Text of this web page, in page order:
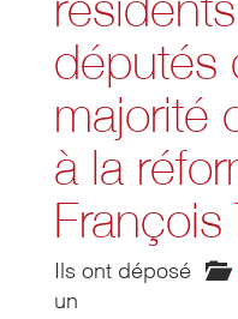
députés
majorité
à la
Ils ont déposé
un